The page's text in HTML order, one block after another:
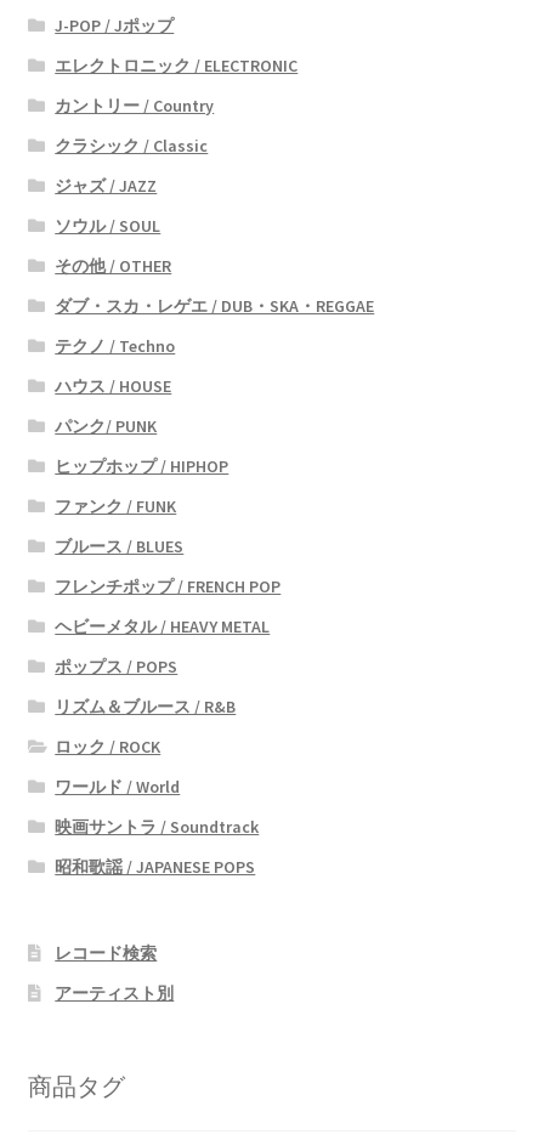
J-POP / Jポップ
エレクトロニック / ELECTRONIC
カントリー / Country
クラシック / Classic
ジャズ / JAZZ
ソウル / SOUL
その他 / OTHER
ダブ・スカ・レゲエ / DUB・SKA・REGGAE
テクノ / Techno
ハウス / HOUSE
パンク/ PUNK
ヒップホップ / HIPHOP
ファンク / FUNK
ブルース / BLUES
フレンチポップ / FRENCH POP
ヘビーメタル / HEAVY METAL
ポップス / POPS
リズム＆ブルース / R&B
ロック / ROCK
ワールド / World
映画サントラ / Soundtrack
昭和歌謡 / JAPANESE POPS
レコード検索
アーティスト別
商品タグ